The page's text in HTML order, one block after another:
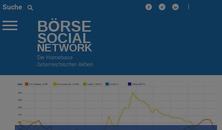
Suche |
BÖRSE
SOCIAL
NETWORK
Die Homebase
österreichischer Aktien